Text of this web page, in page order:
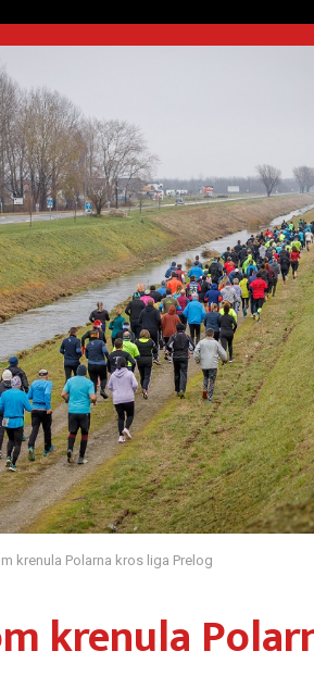
krenula Polarna kros liga Prelog
krenula